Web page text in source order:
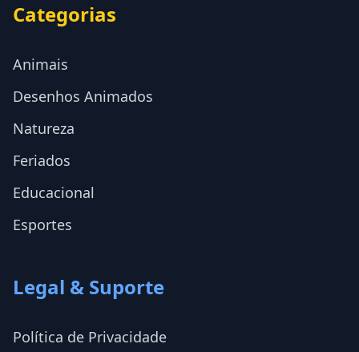
Categorias
Animais
Desenhos Animados
Natureza
Feriados
Educacional
Esportes
Legal & Suporte
Política de Privacidade